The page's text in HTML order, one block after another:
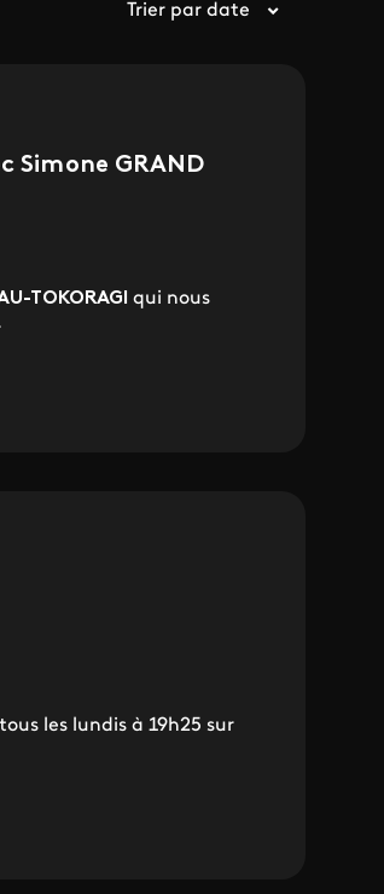
Trier par date
Simone GRAND
TOKORAGI qui nous
les lundis à 19h25 sur